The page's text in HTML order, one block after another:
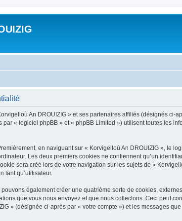
An DROUIZIG » et ses partenaires affiliés (désignés ci-
« logiciel phpBB » et « phpBB Limited ») utilisent toutes les
en naviguant sur « Korvigelloù An DROUIZIG », le
Les deux premiers cookies ne contiennent qu’un
sera créé lors de votre navigation sur les sujets de «
tant qu’utilisateur.
également créer une quatrième sorte de cookies,
que vous nous envoyez et que nous collectons. Ceci peut
» (désignée ci-après par « votre compte ») et les messages